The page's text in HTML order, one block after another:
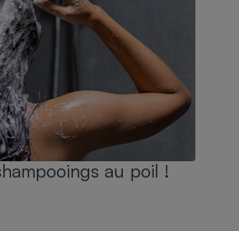
au poil !